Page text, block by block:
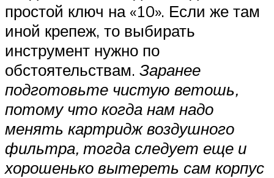
простой ключ на «10». Если же там
иной крепеж, то выбирать
инструмент нужно по
обстоятельствам. Заранее
подготовьте чистую ветошь,
потому что когда нам надо
менять картридж воздушного
фильтра, тогда следует еще и
хорошенько вытереть сам корпус